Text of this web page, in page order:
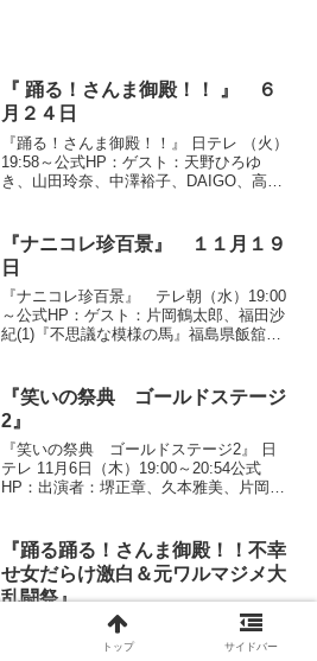
『 踊る！さんま御殿！！ 』 ６
月２４日
『踊る！さんま御殿！！』 日テレ （火）
19:58～公式HP：ゲスト：天野ひろゆ
き、山田玲奈、中澤裕子、DAIGO、高畑
高広◆「理想の相手をおすすめスペシャ
ル」●テーマ...
『ナニコレ珍百景』 １１月１９
日
『ナニコレ珍百景』 テレ朝（水）19:00
～公式HP：ゲスト：片岡鶴太郎、福田沙
紀(1)『不思議な模様の馬』福島県飯舘村
る馬・ハナコ（１２歳）。この馬はブル
トンと...
『笑いの祭典 ゴールドステージ
2』
『笑いの祭典 ゴールドステージ2』 日
テレ 11月6日（木）19:00～20:54公式
HP：出演者：堺正章、久本雅美、片岡安
ュステージ』１分間でネタ披露○三福星
（芸歴...
『踊る踊る！さんま御殿！！不幸
せ女だらけ激白＆元ワルマジメ大
乱闘祭』
『踊る踊る！さんま御殿！！不幸せ女だ
らけ激白＆元ワルマジメ大乱闘祭』 日テ
トップ サイドバー